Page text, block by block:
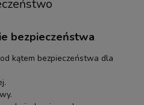
bezpieczeństwa
kątem bezpieczeństwa dla